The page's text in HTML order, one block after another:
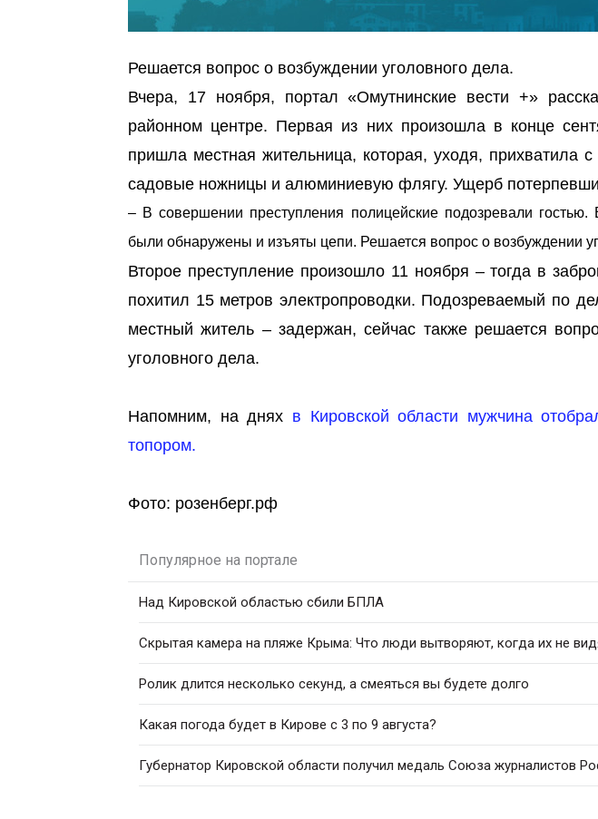
Решается вопрос о возбуждении уголовного дела.
Вчера, 17 ноября, портал «Омутнинские вести +»
районном центре. Первая из них произошла в конце
пришла местная жительница, которая, уходя, прихватила
садовые ножницы и алюминиевую флягу. Ущерб
– В совершении преступления полицейские подозревали
были обнаружены и изъяты цепи. Решается вопрос о возбуждении
Второе преступление произошло 11 ноября – тогда в
похитил 15 метров электропроводки. Подозреваемый по
местный житель – задержан, сейчас также решается
уголовного дела.
Напомним, на днях в Кировской области мужчина
топором.
Фото: розенберг.рф
Популярное на портале
Над Кировской областью сбили БПЛА
Скрытая камера на пляже Крыма: Что люди вытворяют, когда их не
Ролик длится несколько секунд, а смеяться вы будете долго
Какая погода будет в Кирове с 3 по 9 августа?
Губернатор Кировской области получил медаль Союза журналистов